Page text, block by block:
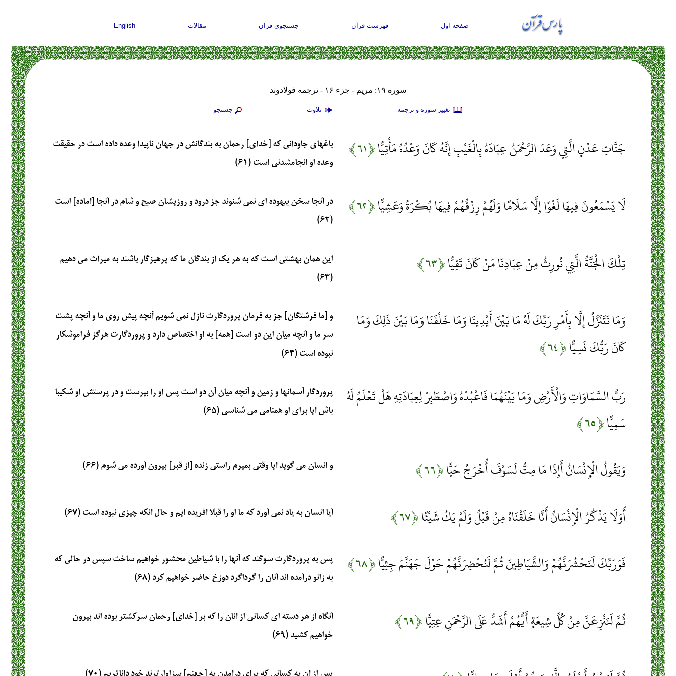
صفحه اول فهرست قرآن جستجوی قرآن مقالات English
سوره ۱۹: مريم - جزء ۱۶ - ترجمه فولادوند
تغيير سوره و ترجمه تلاوت جستجو
جَنَّاتِ عَدْنٍ الَّتِي وَعَدَ الرَّحْمَنُ عِبَادَهُ بِالْغَيْبِ إِنَّهُ كَانَ وَعْدُهُ مَأْتِيًّا﴿۶۱﴾
باغهاى جاودانى كه [خداى] رحمان به بندگانش در جهان ناپيدا وعده داده است در حقيقت
وعده او انجام‏شدنى است (۶۱)
لَا يَسْمَعُونَ فِيهَا لَغْوًا إِلَّا سَلَامًا وَلَهُمْ رِزْقُهُمْ فِيهَا بُكْرَةً وَعَشِيًّا﴿۶۲﴾
در آنجا سخن بيهوده‏ اى نمى ‏شنوند جز درود و روزي‏شان صبح و شام در آنجا [آماده] است
(۶۲)
تِلْكَ الْجَنَّةُ الَّتِي نُورِثُ مِنْ عِبَادِنَا مَنْ كَانَ تَقِيًّا﴿۶۳﴾
اين همان بهشتى است كه به هر يك از بندگان ما كه پرهيزگار باشند به ميراث مى‏ دهيم
(۶۳)
وَمَا نَتَنَزَّلُ إِلَّا بِأَمْرِ رَبِّكَ لَهُ مَا بَيْنَ أَيْدِينَا وَمَا خَلْفَنَا وَمَا بَيْنَ ذَلِكَ وَمَا
كَانَ رَبُّكَ نَسِيًّا﴿۶۴﴾
و [ما فرشتگان] جز به فرمان پروردگارت نازل نمى ‏شويم آنچه پيش روى ما و آنچه پشت‏
سر ما و آنچه ميان اين دو است [همه] به او اختصاص دارد و پروردگارت هرگز فراموشكار
نبوده است (۶۴)
رَبُّ السَّمَاوَاتِ وَالْأَرْضِ وَمَا بَيْنَهُمَا فَاعْبُدْهُ وَاصْطَبِرْ لِعِبَادَتِهِ هَلْ تَعْلَمُ لَهُ
سَمِيًّا﴿۶۵﴾
پروردگار آسمانها و زمين و آنچه ميان آن دو است پس او را بپرست و در پرستش او شكيبا
باش آيا براى او همنامى مى ‏شناسى (۶۵)
وَيَقُولُ الْإِنْسَانُ أَإِذَا مَا مِتُّ لَسَوْفَ أُخْرَجُ حَيًّا﴿۶۶﴾ و انسان مى‏ گويد آيا وقتى بميرم راستى زنده [از قبر] بيرون آورده مى ‏شوم (۶۶)
أَوَلَا يَذْكُرُ الْإِنْسَانُ أَنَّا خَلَقْنَاهُ مِنْ قَبْلُ وَلَمْ يَكُ شَيْئًا﴿۶۷﴾ آيا انسان به ياد نمى ‏آورد كه ما او را قبلا آفريده‏ ايم و حال آنكه چيزى نبوده است (۶۷)
فَوَرَبِّكَ لَنَحْشُرَنَّهُمْ وَالشَّيَاطِينَ ثُمَّ لَنُحْضِرَنَّهُمْ حَوْلَ جَهَنَّمَ جِثِيًّا﴿۶۸﴾
پس به پروردگارت سوگند كه آنها را با شياطين محشور خواهيم ساخت‏ سپس در حالى كه
به زانو درآمده‏ اند آنان را گرداگرد دوزخ حاضر خواهيم كرد (۶۸)
ثُمَّ لَنَنْزِعَنَّ مِنْ كُلِّ شِيعَةٍ أَيُّهُمْ أَشَدُّ عَلَى الرَّحْمَنِ عِتِيًّا﴿۶۹﴾
آنگاه از هر دسته‏ اى كسانى از آنان را كه بر [خداى] رحمان سركش‏تر بوده‏ اند بيرون
خواهيم كشيد (۶۹)
پس از آن به كسانى كه براى درآمدن به [جهنم] سزاوارترند خود داناتريم (۷۰)